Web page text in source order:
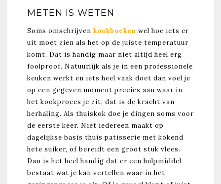
METEN IS WETEN
Soms omschrijven kookboeken wel hoe iets er
uit moet zien als het op de juiste temperatuur
komt. Dat is handig maar niet altijd heel erg
foolproof. Natuurlijk als je in een professionele
keuken werkt en iets heel vaak doet dan voel je
op een gegeven moment precies aan waar in
het kookproces je zit, dat is de kracht van
herhaling. Als thuiskok doe je dingen soms voor
de eerste keer. Niet iedereen maakt op
dagelijkse basis thuis patisserie met kokend
hete suiker, of bereidt een groot stuk vlees.
Dan is het heel handig dat er een hulpmiddel
bestaat wat je kan vertellen waar in het